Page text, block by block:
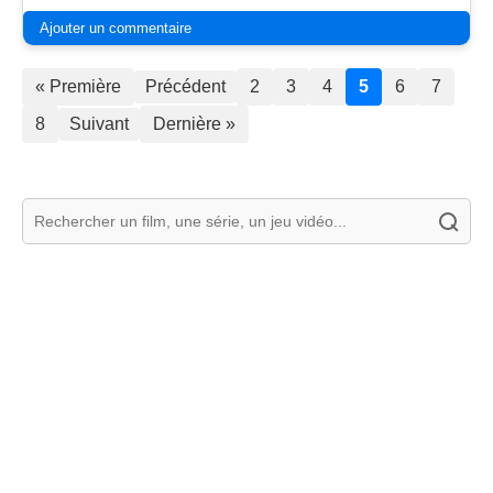
Ajouter un commentaire
« Première Précédent 2 3 4 5 6
7
8
Suivant Dernière »